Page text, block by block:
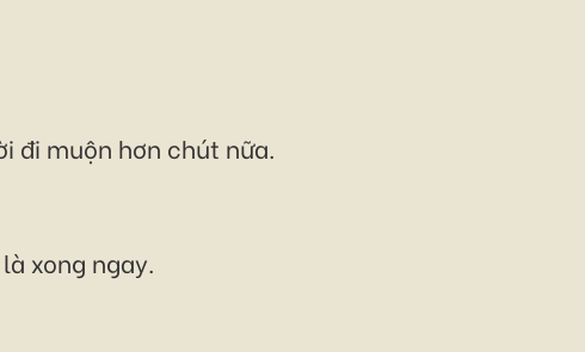
đi muộn hơn chút nữa.
xong ngay.